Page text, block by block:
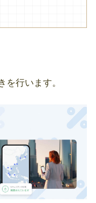
を行います。